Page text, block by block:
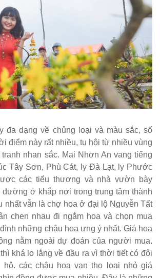
đa dạng về chủng loại và màu sắc, số
điểm này rất nhiều, tụ hội từ nhiều vùng
nhan sắc. Mai Nhơn An vang tiếng
Tây Sơn, Phù Cát, ly Đà Lạt, ly Phước
các tiểu thương và nhà vườn bày
đường ở khắp nơi trong trung tâm thành
nhất vẫn là chợ hoa ở đại lộ Nguyễn Tất
chen nhau đi ngắm hoa và chọn mua
những chậu hoa ưng ý nhất. Giá hoa
nằm ngoài dự đoán của người mua.
khá lo lắng về đầu ra vì thời tiết có đôi
hộ. các chậu hoa vạn thọ loại nhỏ giá